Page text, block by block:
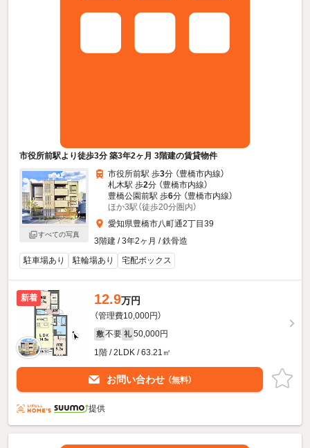
市役所前駅より徒歩3分 築3年2ヶ月 3階建の賃貸物件
すべての写真
市役所前駅 歩3分 （豊橋市内線）
札木駅 歩2分 （豊橋市内線）
豊橋公園前駅 歩6分 （豊橋市内線）
ほか3駅（徒歩20分圏内）
愛知県豊橋市八町通2丁目39
3階建 / 3年2ヶ月 / 鉄骨造
駐車場あり
駐輪場あり 宅配ボックス
新着 12.9万円
（管理費10,000円）
敷 不要 礼 50,000円
1階 / 2LDK / 63.21㎡
お問い合わせ （無料）
提供